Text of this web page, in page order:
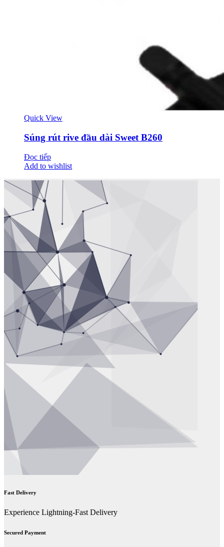
Quick View
Súng rút rive đầu dài Sweet B260
Đọc tiếp
Add to wishlist
Fast Delivery
Experience Lightning-Fast Delivery
Secured Payment